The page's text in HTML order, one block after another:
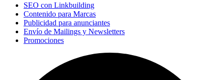
SEO con Linkbuilding
Contenido para Marcas
Publicidad para anunciantes
Envío de Mailings y Newsletters
Promociones